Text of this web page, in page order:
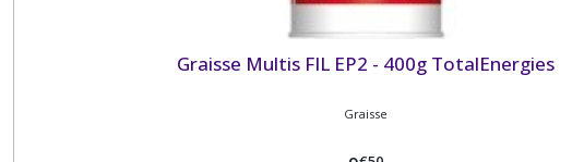
Graisse Multis FIL EP2 - 400g TotalEnergies
Graisse